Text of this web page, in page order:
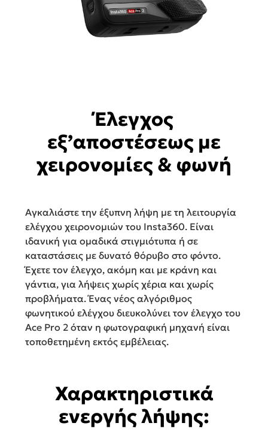
Έλεγχος
εξ’αποστέσεως με
χειρονομίες & φωνή
Αγκαλιάστε την έξυπνη λήψη με τη λειτουργία
ελέγχου χειρονομιών του Insta360. Είναι
ιδανική για ομαδικά στιγμιότυπα ή σε
καταστάσεις με δυνατό θόρυβο στο φόντο.
Έχετε τον έλεγχο, ακόμη και με κράνη και
γάντια, για λήψεις χωρίς χέρια και χωρίς
προβλήματα. Ένας νέος αλγόριθμος
φωνητικού ελέγχου διευκολύνει τον έλεγχο του
Ace Pro 2 όταν η φωτογραφική μηχανή είναι
τοποθετημένη εκτός εμβέλειας.
Χαρακτηριστικά
ενεργής λήψης: